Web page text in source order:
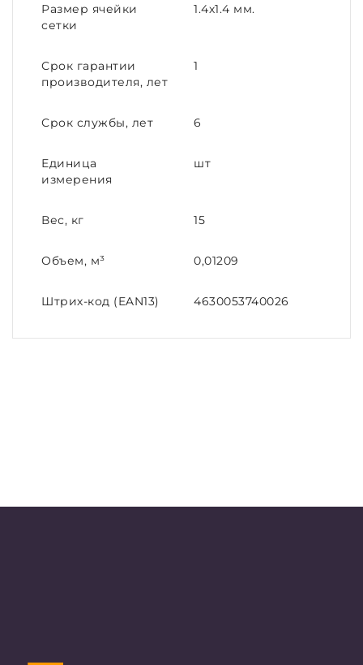
Размер ячейки
сетки
1.4х1.4 мм.
Срок гарантии
производителя, лет
1
Срок службы, лет 6
Единица
измерения
шт
Вес, кг 15
Объем, м³ 0,01209
Штрих-код (EAN13) 4630053740026